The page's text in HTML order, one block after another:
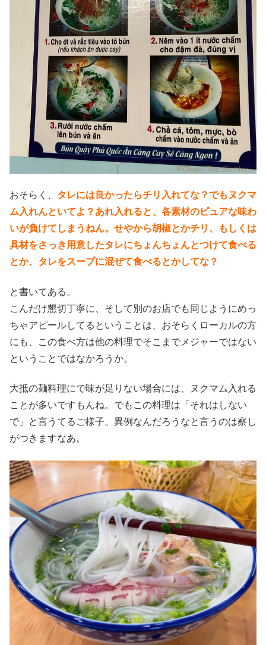
おそらく、 タレには良かったらチリ入れてな？でもヌクマ
ム入れんといてよ？あれ入れると、各素材のピュアな味わ
いが負けてしまうねん。せやから胡椒とかチリ、もしくは
具材をさっき用意したタレにちょんちょんとつけて食べる
とか、タレをスープに混ぜて食べるとかしてな？
と書いてある。
こんだけ懇切丁寧に、そして別のお店でも同じようにめっ
ちゃアピールしてるということは、おそらくローカルの方
にも、この食べ方は他の料理でそこまでメジャーではない
ということではなかろうか。
大抵の麺料理にで味が足りない場合には、ヌクマム入れる
ことが多いですもんね。でもこの料理は「それはしない
で」と言うてるご様子。異例なんだろうなと言うのは察し
がつきますなあ。